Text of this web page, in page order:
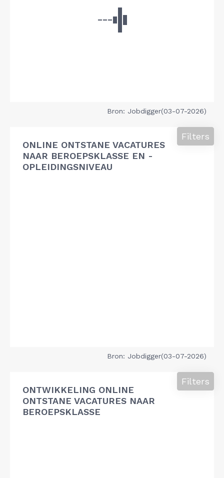
Bron: Jobdigger(03-07-2026)
ONLINE ONTSTANE VACATURES
NAAR BEROEPSKLASSE EN -
OPLEIDINGSNIVEAU
Filters
Bron: Jobdigger(03-07-2026)
ONTWIKKELING ONLINE
ONTSTANE VACATURES NAAR
BEROEPSKLASSE
Filters